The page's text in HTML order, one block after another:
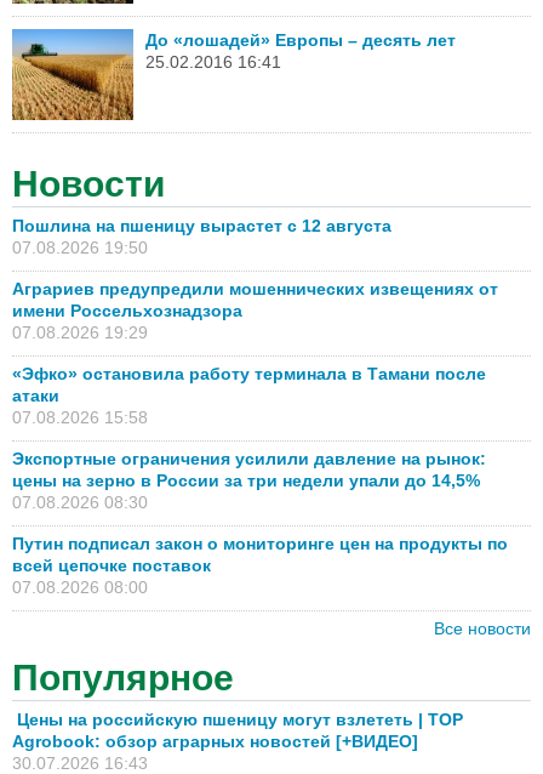
До «лошадей» Европы – десять лет
25.02.2016 16:41
Новости
Пошлина на пшеницу вырастет с 12 августа
07.08.2026 19:50
Аграриев предупредили мошеннических извещениях от
имени Россельхознадзора
07.08.2026 19:29
«Эфко» остановила работу терминала в Тамани после
атаки
07.08.2026 15:58
Экспортные ограничения усилили давление на рынок:
цены на зерно в России за три недели упали до 14,5%
07.08.2026 08:30
Путин подписал закон о мониторинге цен на продукты по
всей цепочке поставок
07.08.2026 08:00
Все новости
Популярное
Цены на российскую пшеницу могут взлететь | TOP
Agrobook: обзор аграрных новостей [+ВИДЕО]
30.07.2026 16:43